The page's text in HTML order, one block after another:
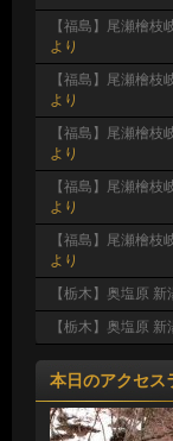
【福島】尾瀬檜
より
【福島】尾瀬檜
より
【福島】尾瀬檜
より
【福島】尾瀬檜
より
【福島】尾瀬檜
より
【栃木】奥塩原
【栃木】奥塩原
本日のアクセス